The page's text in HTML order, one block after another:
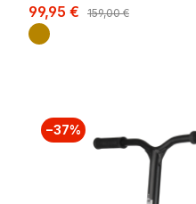
Verkaufspreis:
99,95 € Regulärer Preis:
159,00 €
−37%